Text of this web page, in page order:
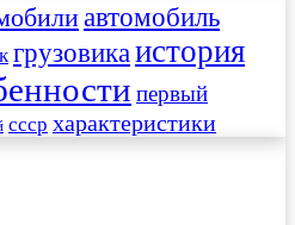
автомобиль
грузовикаистория
первый
ссср характеристики